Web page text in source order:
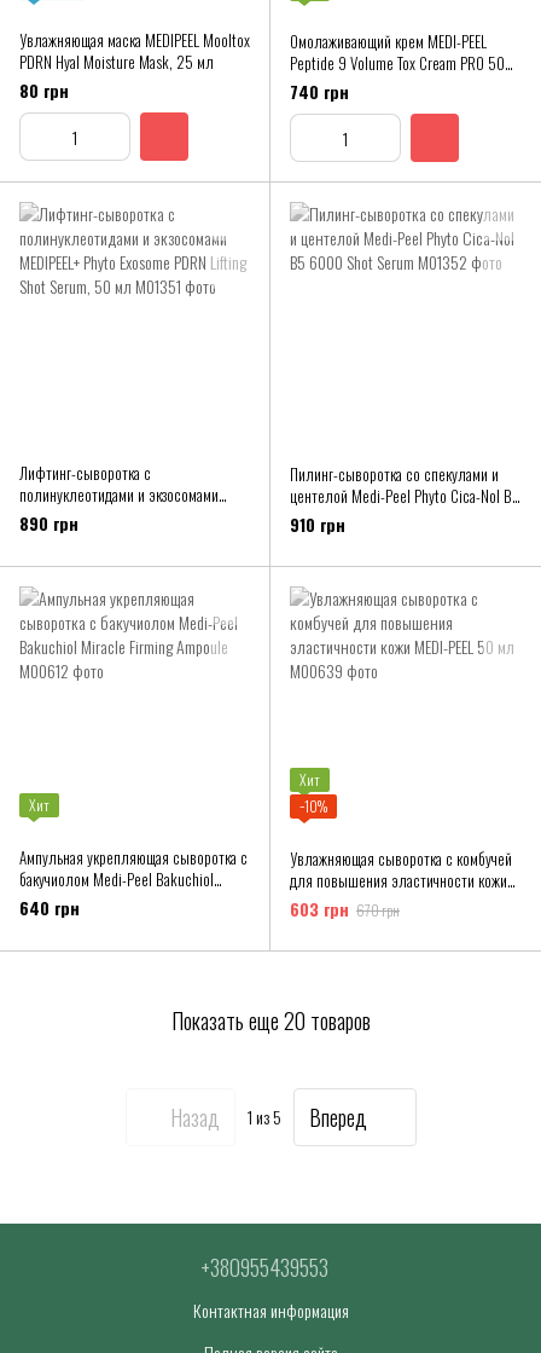
Увлажняющая маска MEDIPEEL Mooltox
PDRN Hyal Moisture Mask, 25 мл
80 грн
Омолаживающий крем MEDI-PEEL
Peptide 9 Volume Tox Cream PRO 50
мл / NEW
740 грн
Лифтинг-сыворотка с
полинуклеотидами и экзосомами
MEDIPEEL+ Phyto Exosome PDRN Lifting
Shot Serum, 50 мл
890 грн
Пилинг-сыворотка со спекулами и
центелой Medi-Peel Phyto Cica-Nol B5
6000 Shot Serum
910 грн
Хит
Ампульная укрепляющая сыворотка с
бакучиолом Medi-Peel Bakuchiol
Miracle Firming Ampoule
640 грн
Хит
−10%
Увлажняющая сыворотка с комбучей
для повышения эластичности кожи
MEDI-PEEL 50 мл
603 грн 670 грн
Показать еще 20 товаров
Назад 1из 5 Вперед
+380955439553
Контактная информация